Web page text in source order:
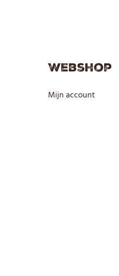
Webshop
Mijn account